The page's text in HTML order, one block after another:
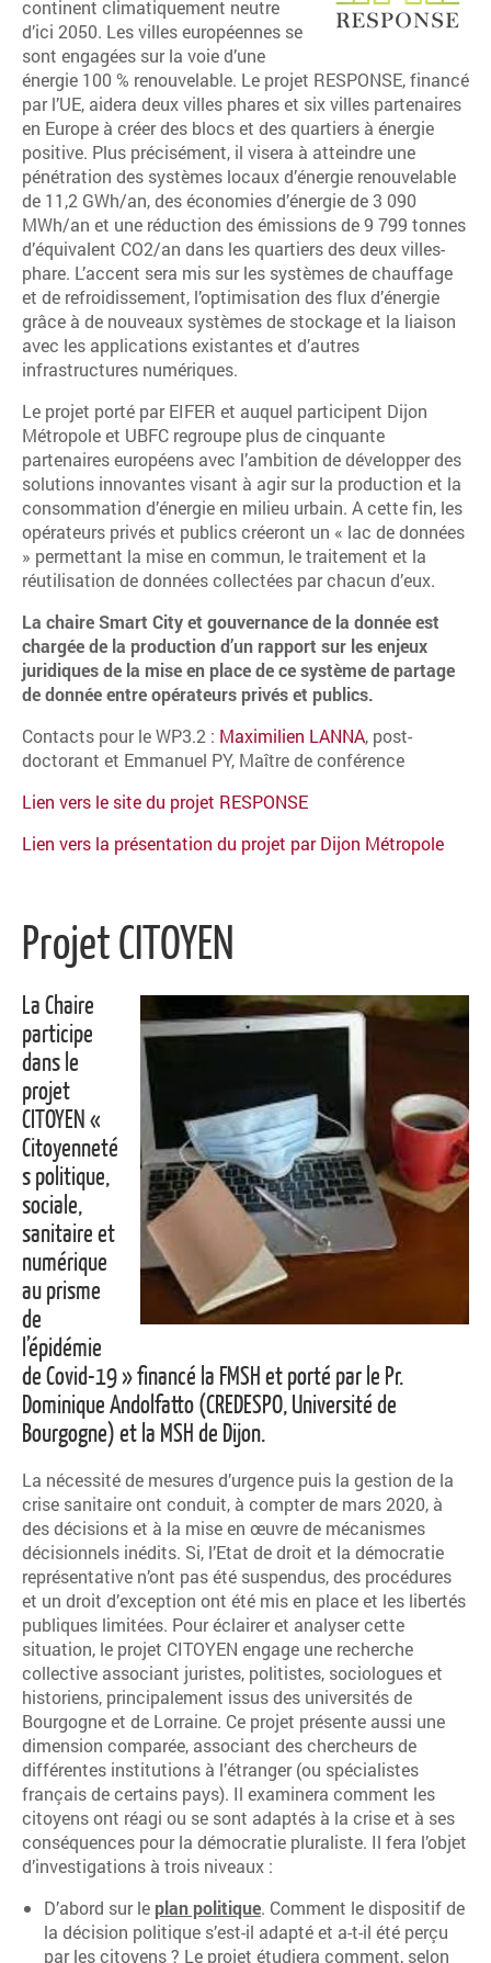
continent climatiquement neutre
d’ici 2050. Les villes européennes se
sont engagées sur la voie d’une
énergie 100 % renouvelable. Le projet RESPONSE, financé
par l’UE, aidera deux villes phares et six villes partenaires
en Europe à créer des blocs et des quartiers à énergie
positive. Plus précisément, il visera à atteindre une
pénétration des systèmes locaux d’énergie renouvelable
de 11,2 GWh/an, des économies d’énergie de 3 090
MWh/an et une réduction des émissions de 9 799 tonnes
d’équivalent CO2/an dans les quartiers des deux villes-
phare. L’accent sera mis sur les systèmes de chauffage
et de refroidissement, l’optimisation des flux d’énergie
grâce à de nouveaux systèmes de stockage et la liaison
avec les applications existantes et d’autres
infrastructures numériques.
Le projet porté par EIFER et auquel participent Dijon
Métropole et UBFC regroupe plus de cinquante
partenaires européens avec l’ambition de développer des
solutions innovantes visant à agir sur la production et la
consommation d’énergie en milieu urbain. A cette fin, les
opérateurs privés et publics créeront un « lac de données
» permettant la mise en commun, le traitement et la
réutilisation de données collectées par chacun d’eux.
La chaire Smart City et gouvernance de la donnée est
chargée de la production d’un rapport sur les enjeux
juridiques de la mise en place de ce système de partage
de donnée entre opérateurs privés et publics.
Contacts pour le WP3.2 : Maximilien LANNA, post-
doctorant et Emmanuel PY, Maître de conférence
Lien vers le site du projet RESPONSE
Lien vers la présentation du projet par Dijon Métropole
Projet CITOYEN
La Chaire
participe
dans le
projet
CITOYEN «
Citoyenneté
s politique,
sociale,
sanitaire et
numérique
au prisme
de
l’épidémie
de Covid-19 » financé la FMSH et porté par le Pr.
Dominique Andolfatto(CREDESPO, Université de
Bourgogne) et la MSH de Dijon.
La nécessité de mesures d’urgence puis la gestion de la
crise sanitaire ont conduit, à compter de mars 2020, à
des décisions et à la mise en œuvre de mécanismes
décisionnels inédits. Si, l’Etat de droit et la démocratie
représentative n’ont pas été suspendus, des procédures
et un droit d’exception ont été mis en place et les libertés
publiques limitées. Pour éclairer et analyser cette
situation, le projet CITOYEN engage une recherche
collective associant juristes, politistes, sociologues et
historiens, principalement issus des universités de
Bourgogne et de Lorraine. Ce projet présente aussi une
dimension comparée, associant des chercheurs de
différentes institutions à l’étranger (ou spécialistes
français de certains pays). Il examinera comment les
citoyens ont réagi ou se sont adaptés à la crise et à ses
conséquences pour la démocratie pluraliste. Il fera l’objet
d’investigations à trois niveaux :
D’abord sur le plan politique. Comment le dispositif de
la décision politique s’est-il adapté et a-t-il été perçu
par les citoyens ? Le projet étudiera comment, selon